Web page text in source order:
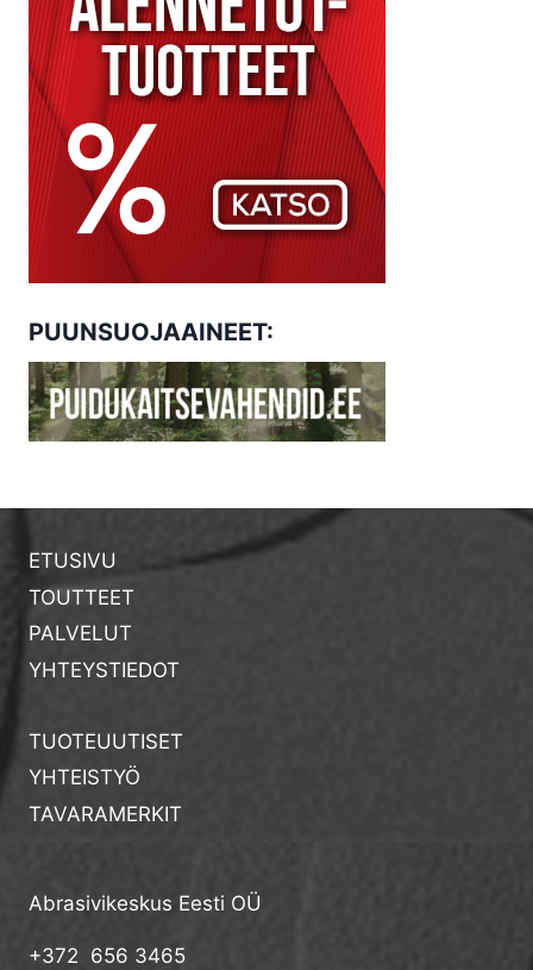
PUUNSUOJAAINEET:
ETUSIVU
TOUTTEET
PALVELUT
YHTEYSTIEDOT
TUOTEUUTISET
YHTEISTYÖ
TAVARAMERKIT
Abrasivikeskus Eesti OÜ
+372 656 3465